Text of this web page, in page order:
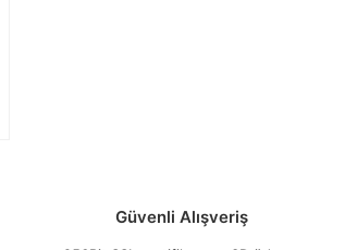
Güvenli Alışveriş